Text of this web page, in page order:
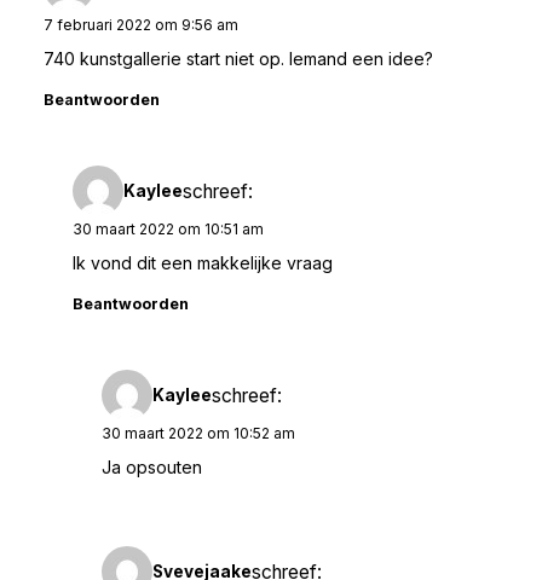
7 februari 2022 om 9:56 am
740 kunstgallerie start niet op. Iemand een idee?
Beantwoorden
Kayleeschreef:
30 maart 2022 om 10:51 am
Ik vond dit een makkelijke vraag
Beantwoorden
Kayleeschreef:
30 maart 2022 om 10:52 am
Ja opsouten
Svevejaakeschreef: